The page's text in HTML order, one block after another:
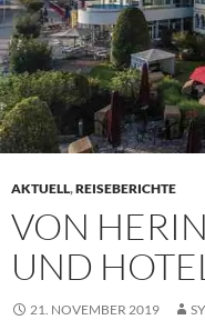
AKTUELL,REISEBERICHTE
VON
UND
21. NOVEMBER 2019